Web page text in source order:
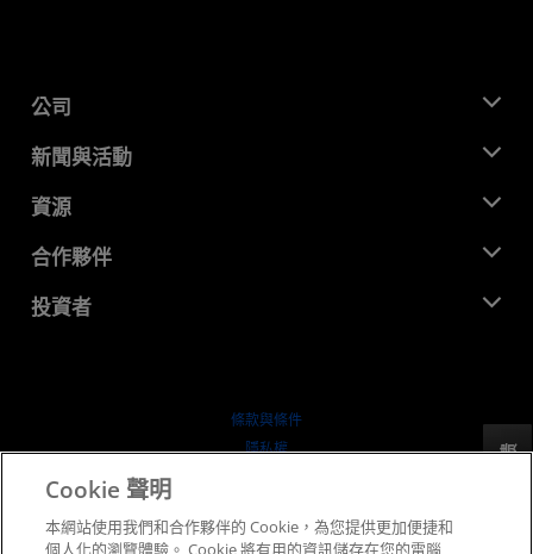
公司
關於 AMD
企業責任
招聘
聯絡我們
新聞與活動
新聞室
媒體庫
資源
開發者中心
案例研究
合作夥伴
AMD 合作夥伴中心
投資者
行情走勢
條款與條件
隱私權
公平公開競爭
反馈
Cookie 聲明
本網站使用我們和合作夥伴的 Cookie，為您提供更加便捷和
個人化的瀏覽體驗。 Cookie 將有用的資訊儲存在您的電腦